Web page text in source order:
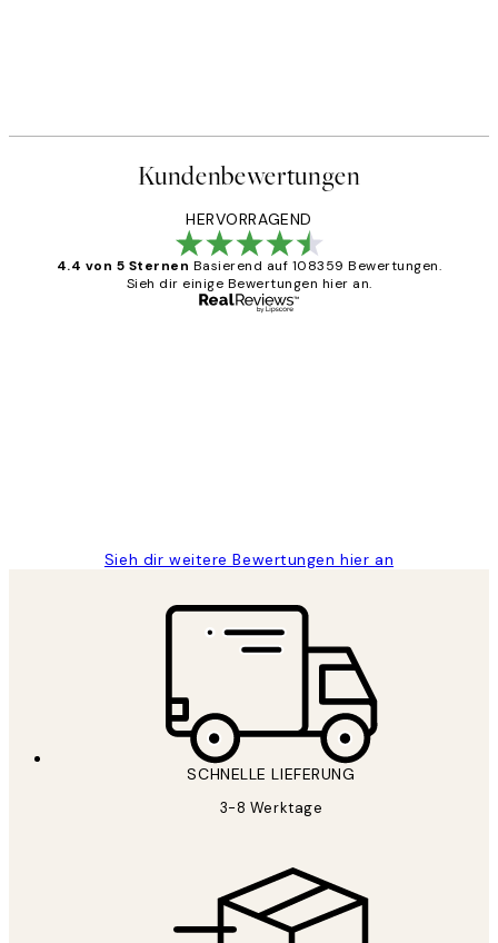
Kundenbewertungen
HERVORRAGEND
4.4 von 5 Sternen Basierend auf 108359 Bewertungen.
Sieh dir einige Bewertungen hier an.
Sieh dir weitere Bewertungen hier an
SCHNELLE LIEFERUNG
3-8 Werktage